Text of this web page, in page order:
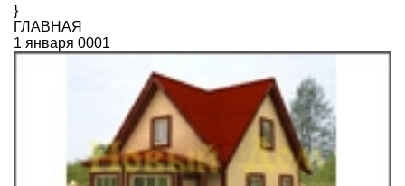
}
ГЛАВНАЯ
1 января 0001